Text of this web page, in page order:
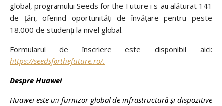
global, programului Seeds for the Future i s-au alăturat 141
de țări, oferind oportunități de învățare pentru peste
18.000 de studenți la nivel global.
Formularul de înscriere este disponibil aici:
https://seedsforthefuture.ro/.
Despre Huawei
Huawei este un furnizor global de infrastructură și dispozitive